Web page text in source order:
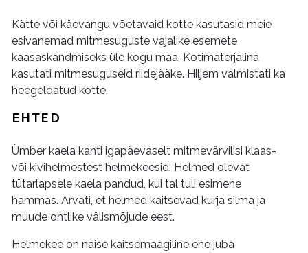
Kätte või käevangu võetavaid kotte kasutasid meie
esivanemad mitmesuguste vajalike esemete
kaasaskandmiseks üle kogu maa. Kotimaterjalina
kasutati mitmesuguseid riidejääke. Hiljem valmistati ka
heegeldatud kotte.
EHTED
Ümber kaela kanti igapäevaselt mitmevärvilisi klaas-
või kivihelmestest helmekeesid. Helmed olevat
tütarlapsele kaela pandud, kui tal tuli esimene
hammas. Arvati, et helmed kaitsevad kurja silma ja
muude ohtlike välismõjude eest.
Helmekee on naise kaitsemaagiline ehe juba